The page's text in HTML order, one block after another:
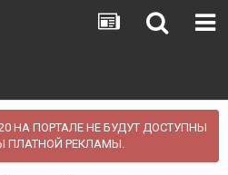
НА ПОРТАЛЕ НЕ БУДУТ ДОСТУПНЫ
ПЛАТНОЙ РЕКЛАМЫ.